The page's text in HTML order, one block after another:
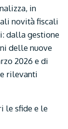
in
novità fiscali
dalla gestione
delle nuove
2026 e di
rilevanti
le sfide e le